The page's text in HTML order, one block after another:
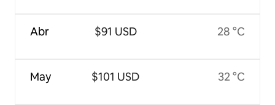
Abr
May
$91 USD
$101 USD
28 °C
32 °C